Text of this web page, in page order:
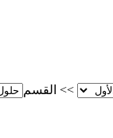
>> القسم